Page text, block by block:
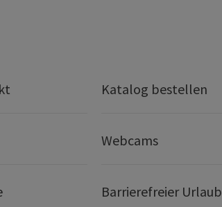
Katalog bestellen
Webcams
Barrierefreier Urlaub